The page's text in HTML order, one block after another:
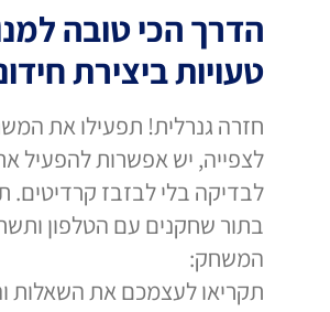
הדרך הכי טובה
טעויות ביצירת
חזרה גנרלית! תפעילו את
לצפייה, יש אפשרות להפעיל
לבדיקה בלי לבזבז קרדיטים.
בתור שחקנים עם הטלפון
המשחק:
תקריאו לעצמכם את השאלות